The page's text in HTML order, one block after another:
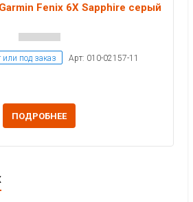
Fenix 6X Sapphire серый
или под заказ Арт: 010-02157-11
ПОДРОБНЕЕ